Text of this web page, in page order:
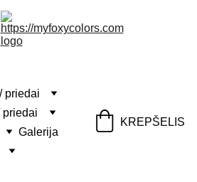
priedai
priedai
Galerija
KREPŠELIS